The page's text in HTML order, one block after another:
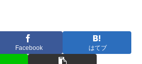
Facebook はてブ